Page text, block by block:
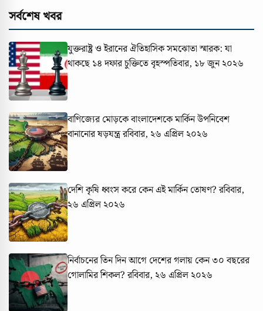
সর্বশেষ খবর
যুক্তরাষ্ট্র ও ইরানের ঐতিহাসিক সমঝোতা স্মারক: যা
থাকছে ১৪ দফার চুক্তিতেবৃহস্পতিবার, ১৮ জুন ২০২৬
বাণিজ্যের মোড়কে বাংলাদেশকে মার্কিন উপনিবেশ
বানানোর ষড়যন্ত্ররবিবার, ২৬ এপ্রিল ২০২৬
দেশি কৃষি ধ্বংস করে কেন এই মার্কিন তোষণ? রবিবার,
২৬ এপ্রিল ২০২৬
নির্বাচনের তিন দিন আগে দেশের গলায় কেন ৩০ বছরের
গোলামির শিকল? রবিবার, ২৬ এপ্রিল ২০২৬